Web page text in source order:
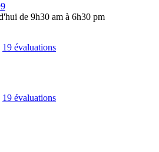
de 9h30 am à 6h30 pm
19 évaluations
19 évaluations